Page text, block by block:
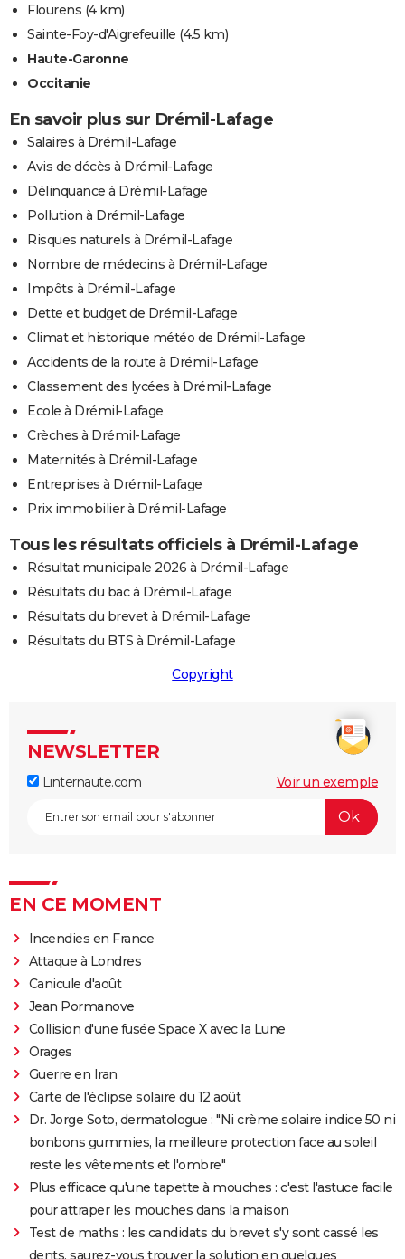
Flourens (4 km)
Sainte-Foy-d'Aigrefeuille (4.5 km)
Haute-Garonne
Occitanie
En savoir plus sur Drémil-Lafage
Salaires à Drémil-Lafage
Avis de décès à Drémil-Lafage
Délinquance à Drémil-Lafage
Pollution à Drémil-Lafage
Risques naturels à Drémil-Lafage
Nombre de médecins à Drémil-Lafage
Impôts à Drémil-Lafage
Dette et budget de Drémil-Lafage
Climat et historique météo de Drémil-Lafage
Accidents de la route à Drémil-Lafage
Classement des lycées à Drémil-Lafage
Ecole à Drémil-Lafage
Crèches à Drémil-Lafage
Maternités à Drémil-Lafage
Entreprises à Drémil-Lafage
Prix immobilier à Drémil-Lafage
Tous les résultats officiels à Drémil-Lafage
Résultat municipale 2026 à Drémil-Lafage
Résultats du bac à Drémil-Lafage
Résultats du brevet à Drémil-Lafage
Résultats du BTS à Drémil-Lafage
Copyright
NEWSLETTER
Linternaute.com Voir un exemple
EN CE MOMENT
Incendies en France
Attaque à Londres
Canicule d'août
Jean Pormanove
Collision d'une fusée Space X avec la Lune
Orages
Guerre en Iran
Carte de l'éclipse solaire du 12 août
Dr. Jorge Soto, dermatologue : "Ni crème solaire indice 50 ni
bonbons gummies, la meilleure protection face au soleil
reste les vêtements et l'ombre"
Plus efficace qu'une tapette à mouches : c'est l'astuce facile
pour attraper les mouches dans la maison
Test de maths : les candidats du brevet s'y sont cassé les
dents, saurez-vous trouver la solution en quelques